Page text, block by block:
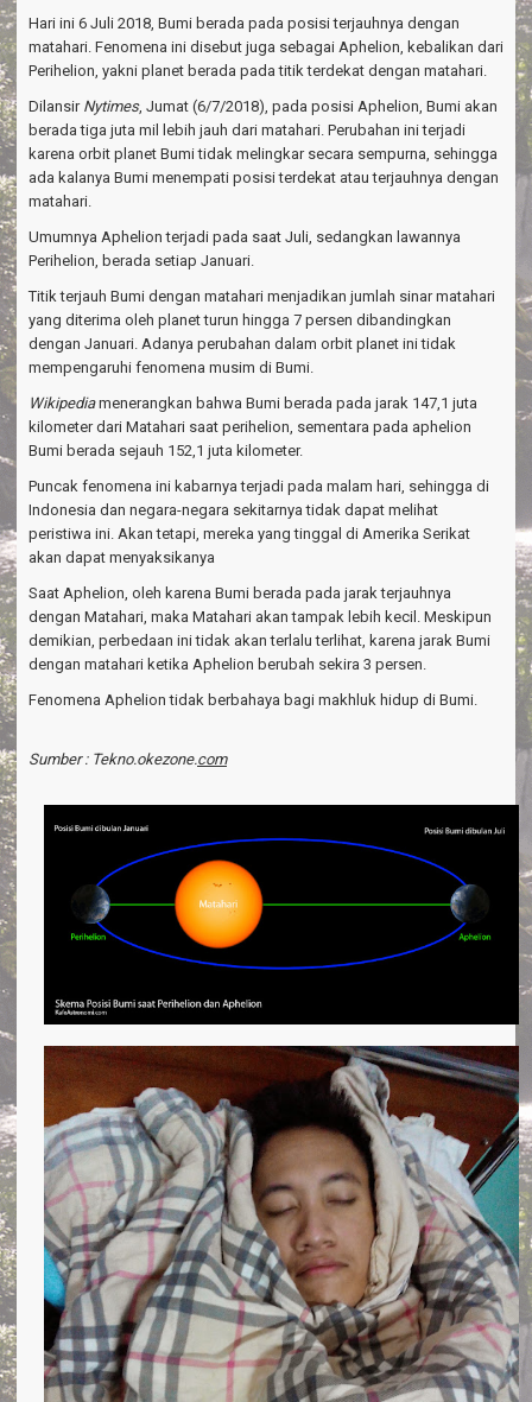
v
i
g
t
i
o
n
Hari ini 6 Juli 2018, Bumi berada pada posisi terjauhnya dengan
matahari. Fenomena ini disebut juga sebagai Aphelion, kebalikan dari
Perihelion, yakni planet berada pada titik terdekat dengan matahari.
Dilansir Nytimes, Jumat (6/7/2018), pada posisi Aphelion, Bumi akan
berada tiga juta mil lebih jauh dari matahari. Perubahan ini terjadi
karena orbit planet Bumi tidak melingkar secara sempurna, sehingga
ada kalanya Bumi menempati posisi terdekat atau terjauhnya dengan
matahari.
Umumnya Aphelion terjadi pada saat Juli, sedangkan lawannya
Perihelion, berada setiap Januari.
Titik terjauh Bumi dengan matahari menjadikan jumlah sinar matahari
yang diterima oleh planet turun hingga 7 persen dibandingkan
dengan Januari. Adanya perubahan dalam orbit planet ini tidak
mempengaruhi fenomena musim di Bumi.
Wikipediamenerangkan bahwa Bumi berada pada jarak 147,1 juta
kilometer dari Matahari saat perihelion, sementara pada aphelion
Bumi berada sejauh 152,1 juta kilometer.
Puncak fenomena ini kabarnya terjadi pada malam hari, sehingga di
Indonesia dan negara-negara sekitarnya tidak dapat melihat
peristiwa ini. Akan tetapi, mereka yang tinggal di Amerika Serikat
akan dapat menyaksikanya
Saat Aphelion, oleh karena Bumi berada pada jarak terjauhnya
dengan Matahari, maka Matahari akan tampak lebih kecil. Meskipun
demikian, perbedaan ini tidak akan terlalu terlihat, karena jarak Bumi
dengan matahari ketika Aphelion berubah sekira 3 persen.
Fenomena Aphelion tidak berbahaya bagi makhluk hidup di Bumi.
Sumber : Tekno.okezone.com